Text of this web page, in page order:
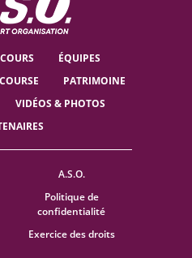
ÉQUIPES
PATRIMOINE
VIDÉOS & PHOTOS
A.S.O.
Politique de
confidentialité
Exercice des droits